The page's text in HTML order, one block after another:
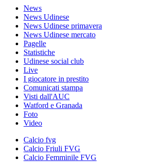
News
News Udinese
News Udinese primavera
News Udinese mercato
Pagelle
Statistiche
Udinese social club
Live
I giocatore in prestito
Comunicati stampa
Visti dall'AUC
Watford e Granada
Foto
Video
Calcio fvg
Calcio Friuli FVG
Calcio Femminile FVG